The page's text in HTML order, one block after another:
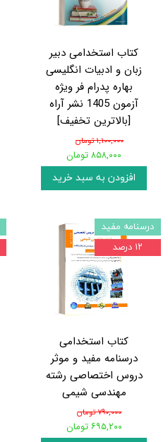
کتاب استخدامی دبیر
زبان و ادبیات انگلیسی
بهاره پدرام فر ویژه
آزمون 1405 نشر آراه
[بالاترین تخفیف]
۱,۱۰۰,۰۰۰ تومان
۸۵۸,۰۰۰ تومان
افزودن به سبد خرید
کتاب استخدامی
درسنامه مفید و موثر
دروس اختصاصی رشته
مهندسی شیمی
۷۹۰,۰۰۰ تومان
۶۹۵,۲۰۰ تومان
درسنامه مفید
۱۲ درصد